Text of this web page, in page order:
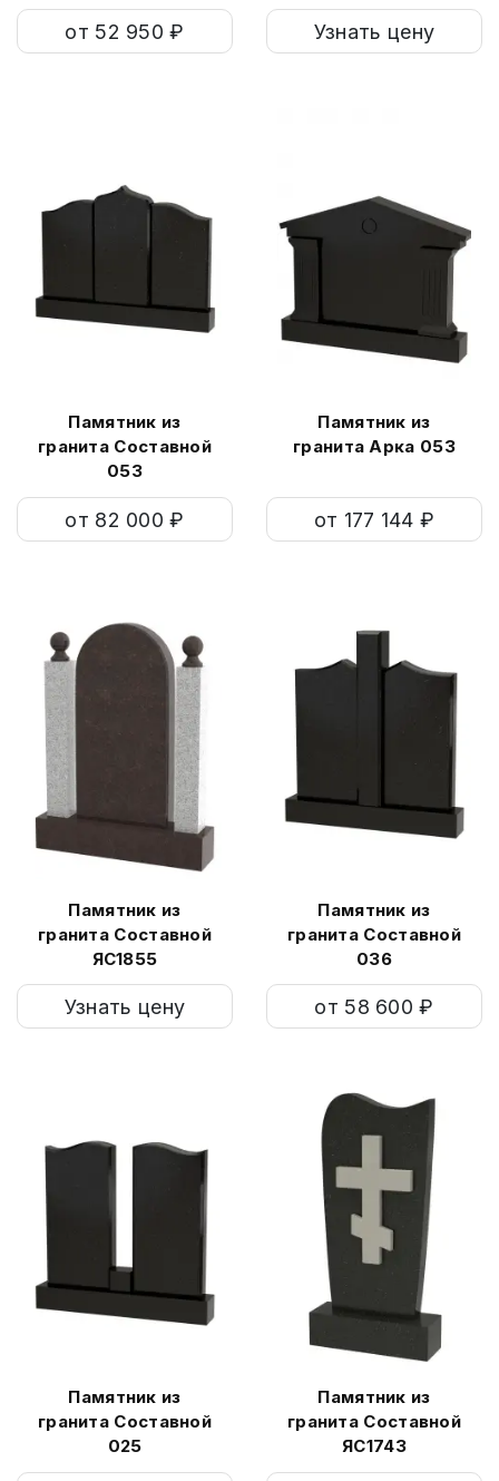
от 52 950 ₽ Узнать цену
Памятник из
гранита Составной
053
от 82 000 ₽
Памятник из
гранита Арка 053
от 177 144 ₽
Памятник из
гранита Составной
ЯС1855
Узнать цену
Памятник из
гранита Составной
036
от 58 600 ₽
Памятник из
гранита Составной
025
Памятник из
гранита Составной
ЯС1743